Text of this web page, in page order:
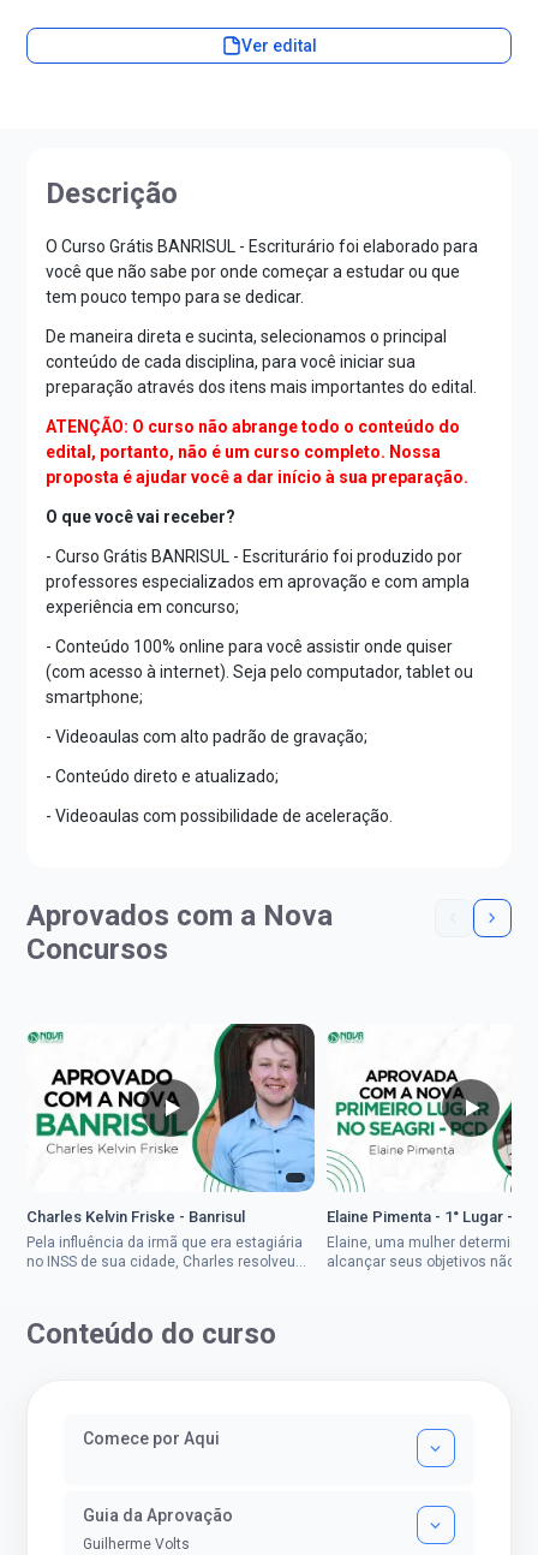
Ver edital
Descrição
O Curso Grátis BANRISUL - Escriturário foi elaborado para
você que não sabe por onde começar a estudar ou que
tem pouco tempo para se dedicar.
De maneira direta e sucinta, selecionamos o principal
conteúdo de cada disciplina, para você iniciar sua
preparação através dos itens mais importantes do edital.
ATENÇÃO: O curso não abrange todo o conteúdo do
edital, portanto, não é um curso completo. Nossa
proposta é ajudar você a dar início à sua preparação.
O que você vai receber?
- Curso Grátis BANRISUL - Escriturário foi produzido por
professores especializados em aprovação e com ampla
experiência em concurso;
- Conteúdo 100% online para você assistir onde quiser
(com acesso à internet). Seja pelo computador, tablet ou
smartphone;
- Videoaulas com alto padrão de gravação;
- Conteúdo direto e atualizado;
- Videoaulas com possibilidade de aceleração.
Aprovados com a Nova
Concursos
Charles Kelvin Friske - Banrisul
Pela influência da irmã que era estagiária
no INSS de sua cidade, Charles resolveu
Elaine Pimenta - 1° Lugar -
Elaine, uma mulher
alcançar seus objetivos não
Conteúdo do curso
Comece por Aqui
Guia da Aprovação
Guilherme Volts